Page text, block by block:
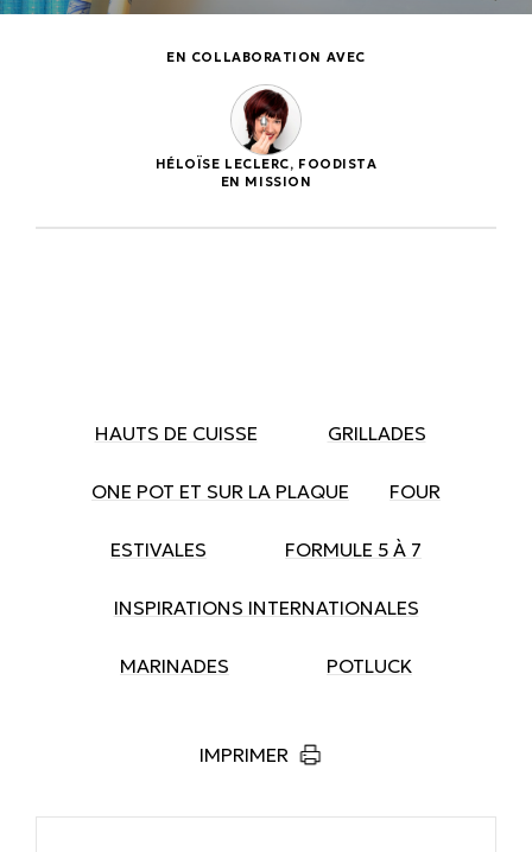
EN COLLABORATION AVEC
HÉLOÏSE LECLERC, FOODISTA
EN MISSION
HAUTS DE CUISSE GRILLADES
ONE POT ET SUR LA PLAQUE FOUR
ESTIVALES FORMULE 5 À 7
INSPIRATIONS INTERNATIONALES
MARINADES POTLUCK
IMPRIMER